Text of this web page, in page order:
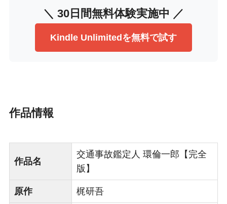
＼ 30日間無料体験実施中 ／
Kindle Unlimitedを無料で試す
作品情報
作品名
交通事故鑑定人 環倫一郎【完全
版】
原作 梶研吾